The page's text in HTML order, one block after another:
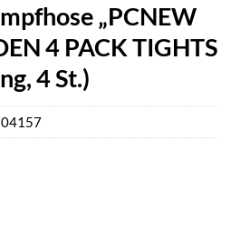
„PCNEW
4 PACK TIGHTS
4 St.)